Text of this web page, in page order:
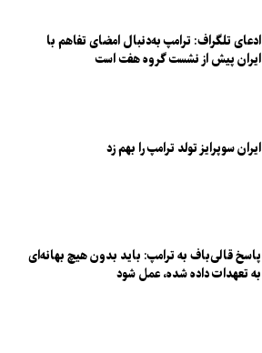
ادعای تلگراف: ترامپ به‌دنبال امضای تفاهم با
ایران پیش از نشست گروه هفت است
ایران سوپرایز تولد ترامپ را بهم زد
پاسخ قالی‌باف به ترامپ: باید بدون هیچ بهانه‌ای
به تعهدات داده شده، عمل شود